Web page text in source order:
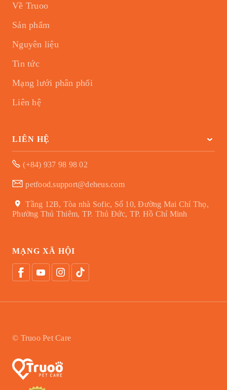
Về Truoo
Sản phẩm
Nguyên liệu
Tin tức
Mạng lưới phân phối
Liên hệ
LIÊN HỆ
(+84) 937 98 98 02
petfood.support@deheus.com
Tầng 12B, Tòa nhà Sofic, Số 10, Đường Mai Chí Thọ,
Phường Thủ Thiêm, TP. Thủ Đức, TP. Hồ Chí Minh
MẠNG XÃ HỘI
© Truoo Pet Care